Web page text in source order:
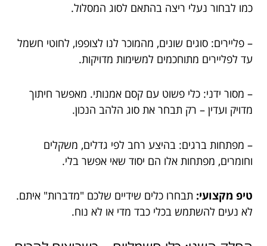
כמו לבחור נעלי ריצה בהתאם לסוג המסלול.
– פליירים: סוגים שונים, מהמוכר לנו לצופפו, לחוטי חשמל
עד לפליירים מתוחכמים למשימות מדויקות.
– מסור ידני: כלי פשוט עם קסם אמנותי. מאפשר חיתוך
מדויק ועדין – רק תבחר את סוג הלהב הנכון.
– מפתחות ברגים: בהיצע רחב לפי גדלים, משקלים
וחומרים, מפתחות אלו הם יסוד שאי אפשר בלי.
טיפ מקצועי: תבחרו כלים שידיים שלכם "מדברות" איתם.
לא נעים להשתמש בכלי כבד מדי או לא נוח.